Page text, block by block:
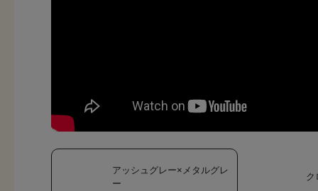
アッシュグレー×メタルグレ
ー
ク